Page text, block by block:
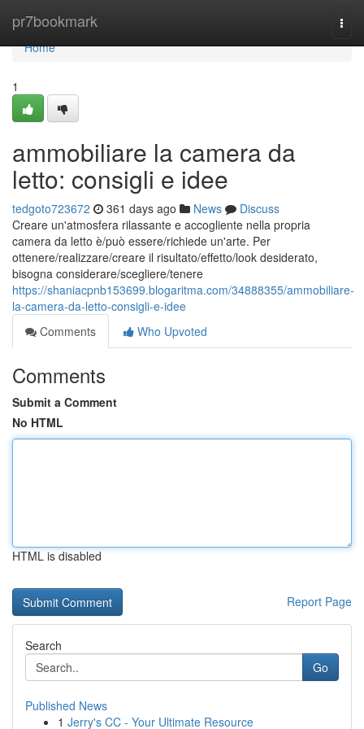
pr7bookmark
Home
Home
1
ammobiliare la camera da
letto: consigli e idee
tedgoto723672 361 days ago News
Discuss
Creare un'atmosfera rilassante e accogliente nella propria
camera da letto è/può essere/richiede un'arte. Per
ottenere/realizzare/creare il risultato/effetto/look desiderato,
bisogna considerare/scegliere/tenere
https://shaniacpnb153699.blogaritma.com/34888355/ammobiliare-
la-camera-da-letto-consigli-e-idee
Comments
Who Upvoted
Comments
Submit a Comment
No HTML
HTML is disabled
Report Page
Search
Go
Published News
1 Jerry's CC - Your Ultimate Resource